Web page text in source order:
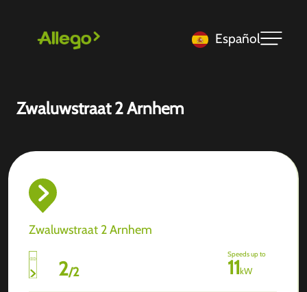
Español
Zwaluwstraat 2 Arnhem
Zwaluwstraat 2 Arnhem
2/2
Speeds up to
11kW